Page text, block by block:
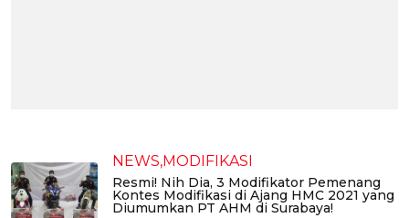
NEWS,MODIFIKASI
Resmi! Nih Dia, 3 Modifikator Pemenang
Kontes Modifikasi di Ajang HMC 2021 yang
Diumumkan PT AHM di Surabaya!